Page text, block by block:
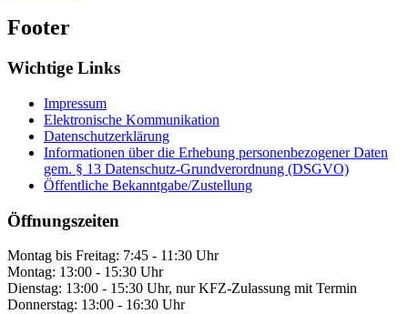
Footer
Wichtige Links
Impressum
Elektronische Kommunikation
Datenschutzerklärung
Informationen über die Erhebung personenbezogener Daten
gem. § 13 Datenschutz-Grundverordnung (DSGVO)
Öffentliche Bekanntgabe/Zustellung
Öffnungszeiten
Montag bis Freitag: 7:45 - 11:30 Uhr
Montag: 13:00 - 15:30 Uhr
Dienstag: 13:00 - 15:30 Uhr, nur KFZ-Zulassung mit Termin
Donnerstag: 13:00 - 16:30 Uhr